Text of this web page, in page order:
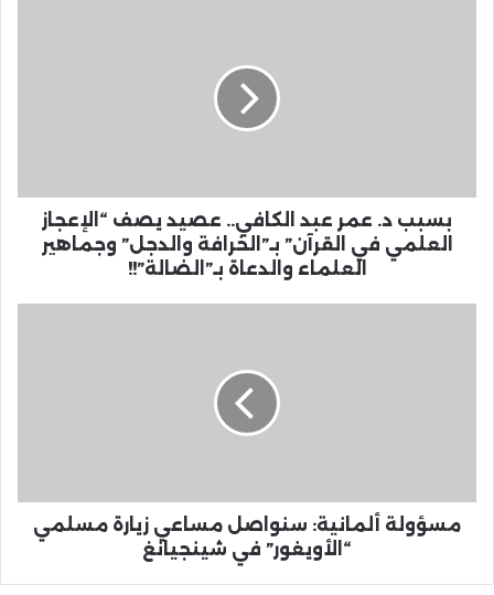
بسبب د. عمر عبد الكافي.. عصيد يصف “الإعجاز
العلمي في القرآن” بـ”الخرافة والدجل” وجماهير
العلماء والدعاة بـ”الضالة”!!
مسؤولة ألمانية: سنواصل مساعي زيارة مسلمي
“الأويغور” في شينجيانغ